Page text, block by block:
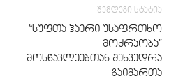
შემდეგი სტატია
“სუფთა ჰაერი უსაფრთხო
მოძრაობა”
მოსწავლეებთან შეხვედრა
გაიმართა